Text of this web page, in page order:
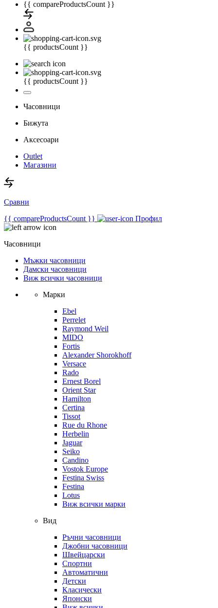
{{ compareProductsCount }}
{{ productsCount }}
{{ productsCount }}
Часовници
Бижута
Аксесоари
Outlet
Магазини
Сравни
{{ compareProductsCount }}
Профил
Часовници
Мъжки часовници
Дамски часовници
Виж всички часовници
Марки
Ebel
Perrelet
Raymond Weil
MIDO
Fortis
Alexander Shorokhoff
Versace
Rado
Ernest Borel
Orient Star
Hamilton
Certina
Tissot
Rue du Rhone
Herbelin
Jaguar
Seiko
Candino
Vostok Europe
Festina Swiss
Festina
Lotus
Виж всички марки
Вид
Ръчни часовници
Джобни часовници
Швейцарски
Спортни
Автоматични
Детски
Класически
Японски